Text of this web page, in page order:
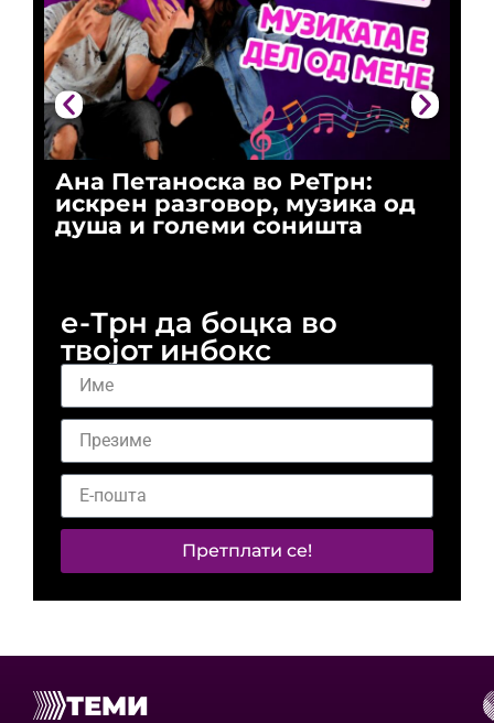
Ана Петаноска во РеТрн:
искрен разговор, музика од
душа и големи соништа
е-Трн да боцка во
твојот инбокс
Претплати се!
ТЕМИ